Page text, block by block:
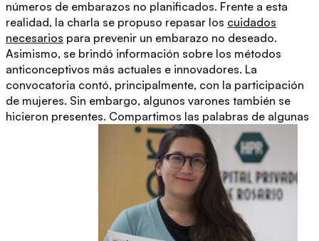
números de embarazos no planificados. Frente a esta
realidad, la charla se propuso repasar los cuidados
necesarios para prevenir un embarazo no deseado.
Asimismo, se brindó información sobre los métodos
anticonceptivos más actuales e innovadores. La
convocatoria contó, principalmente, con la participación
de mujeres. Sin embargo, algunos varones también se
hicieron presentes. Compartimos las palabras de algunas